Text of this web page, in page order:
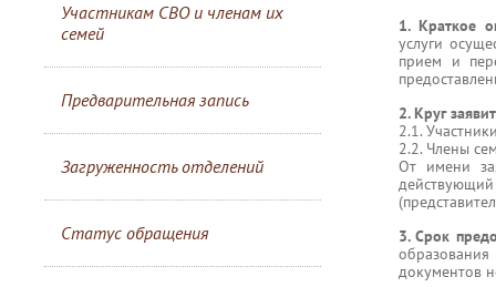
Участникам СВО и членам их
семей
Предварительная запись
Загруженность отделений
Статус обращения
1. Краткое
услуги
прием и
2. Круг
2.1.
2.2. Члены
От имени
3. Срок
документов